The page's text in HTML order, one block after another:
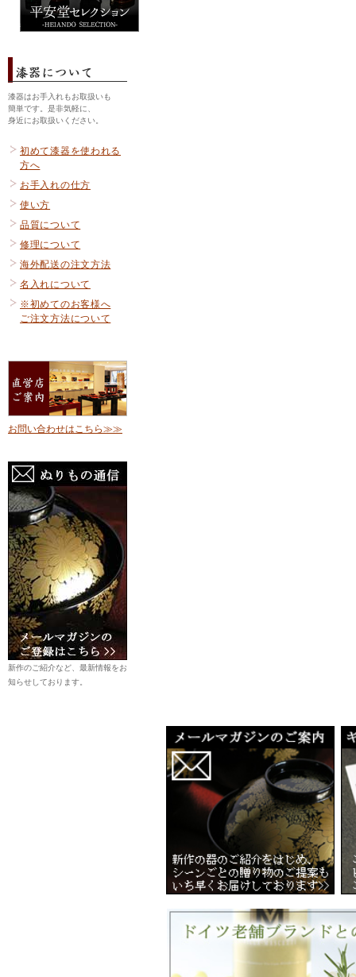
漆器はお手入れもお取扱いも
簡単です。是非気軽に、
身近にお取扱いください。
初めて漆器を使われる
方へ
お手入れの仕方
使い方
品質について
修理について
海外配送の注文方法
名入れについて
※初めてのお客様へ
ご注文方法について
お問い合わせはこちら≫≫
新作のご紹介など、最新情報をお
知らせしております。